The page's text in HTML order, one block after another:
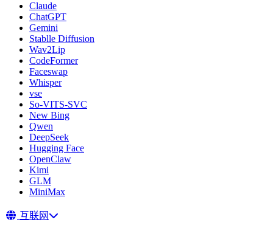
Claude
ChatGPT
Gemini
Stablle Diffusion
Wav2Lip
CodeFormer
Faceswap
Whisper
vse
So-VITS-SVC
New Bing
Qwen
DeepSeek
Hugging Face
OpenClaw
Kimi
GLM
MiniMax
互联网